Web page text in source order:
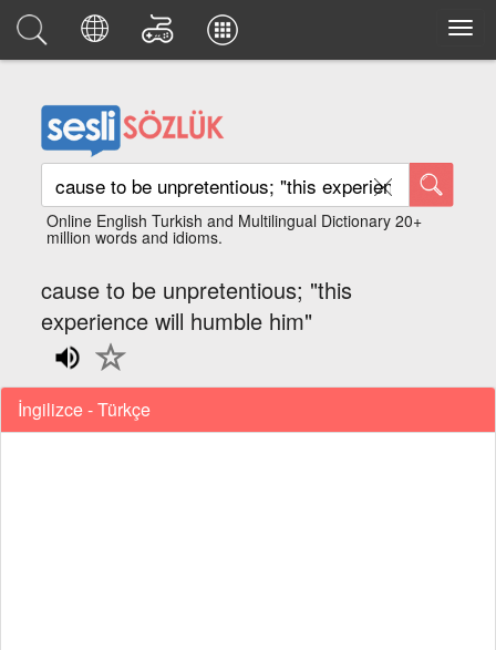
Online English Turkish and Multilingual Dictionary 20+
million words and idioms.
cause to be unpretentious; "this
experience will humble him"
İngilizce - Türkçe